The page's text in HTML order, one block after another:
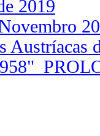
2019
Austríacas